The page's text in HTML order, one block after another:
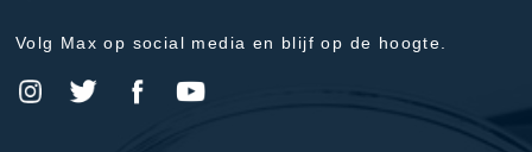
Volg Max op social media en blijf op de hoogte.